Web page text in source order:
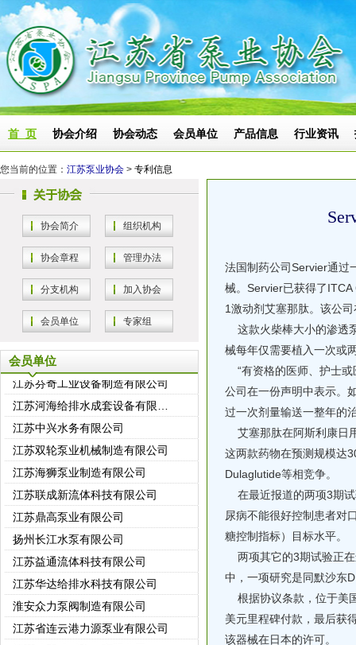
首 页 协会介绍 协会动态 会员单位 产品信息 行业资讯
您当前的位置： 江苏泵业协会 > 专利信息
协会简介 组织机构
协会章程 管理办法
分支机构 加入协会
会员单位 专家组
会员单位
江苏芬奇工业设备制造有限公司
江苏中兴水务有限公司
江苏双轮泵业机械制造有限公司
江苏海狮泵业制造有限公司
江苏联成新流体科技有限公司
江苏鼎高泵业有限公司
扬州长江水泵有限公司
江苏益通流体科技有限公司
江苏华达给排水科技有限公司
淮安众力泵阀制造有限公司
江苏省连云港力源泵业有限公司
法国制药公司Servier通过
械。Servier已获得了
1激动剂艾塞那肽。该公
这款火柴棒大小的渗透
械每年仅需要植入一次或
“有资格的医师、护士或
公司在一份声明中表示。
过一次剂量输送一整年的
艾塞那肽在阿斯利康日
这两款药物在预测规模达
Dulaglutide等相竞争。
在最近报道的两项3期试
尿病不能很好控制患者对
糖控制指标）目标水平。
两项其它的3期试验正在
中，一项研究是同默沙东
根据协议条款，位于美
美元里程碑付款，最后获
该器械在日本的许可。